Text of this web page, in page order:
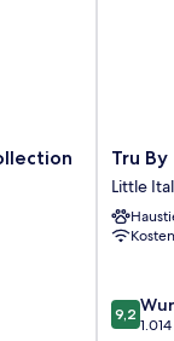
Tru
By
Hilton
Harbor
Little
Italy
Tru
Little
9.2
von
9,2